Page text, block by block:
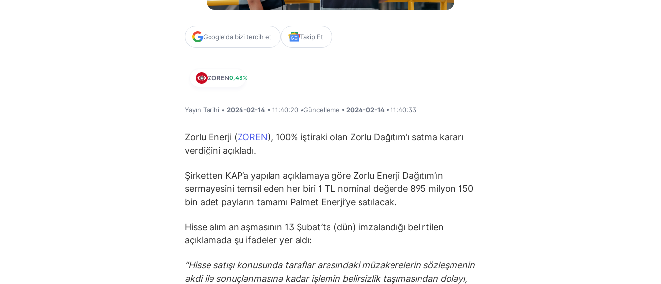
Google'da bizi tercih et Takip Et
ZOREN0,43%
Yayın Tarihi • 2024-02-14 • 11:40:20 •Güncelleme • 2024-02-14 • 11:40:33
Zorlu Enerji (ZOREN), 100% iştiraki olan Zorlu Dağıtım’ı satma kararı
verdiğini açıkladı.
Şirketten KAP’a yapılan açıklamaya göre Zorlu Enerji Dağıtım’ın
sermayesini temsil eden her biri 1 TL nominal değerde 895 milyon 150
bin adet payların tamamı Palmet Enerji’ye satılacak.
Hisse alım anlaşmasının 13 Şubat’ta (dün) imzalandığı belirtilen
açıklamada şu ifadeler yer aldı:
“Hisse satışı konusunda taraflar arasındaki müzakerelerin sözleşmenin
akdi ile sonuçlanmasına kadar işlemin belirsizlik taşımasından dolayı,